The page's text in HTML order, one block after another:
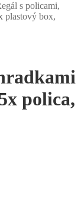
s policami,
plastový box,
polica,